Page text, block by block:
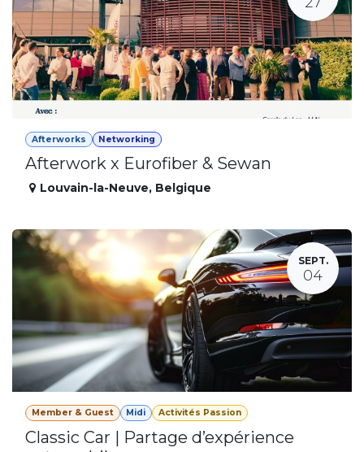
Afterworks Networking
Afterwork x Eurofiber & Sewan
Louvain-la-Neuve, Belgique
SEPT.
04
Member & Guest Midi Activités Passion
Classic Car | Partage d’expérience